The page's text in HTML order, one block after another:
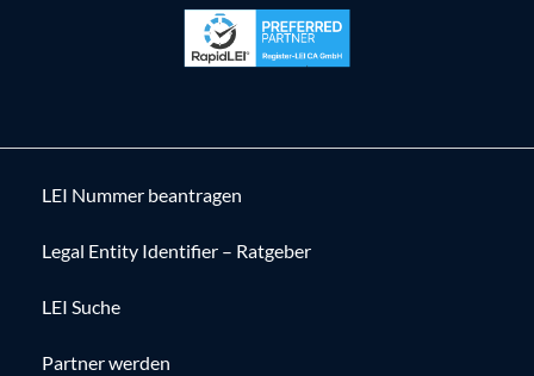
LEI Nummer beantragen
Legal Entity Identifier – Ratgeber
LEI Suche
Partner werden